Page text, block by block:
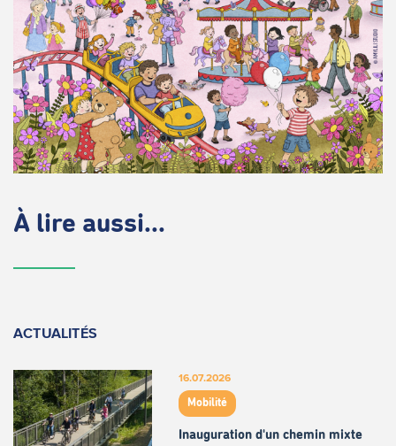
À lire aussi...
ACTUALITÉS
16.07.2026
Mobilité
Inauguration d'un chemin mixte